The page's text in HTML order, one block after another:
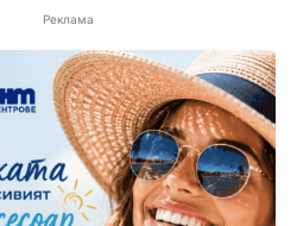
Реклама